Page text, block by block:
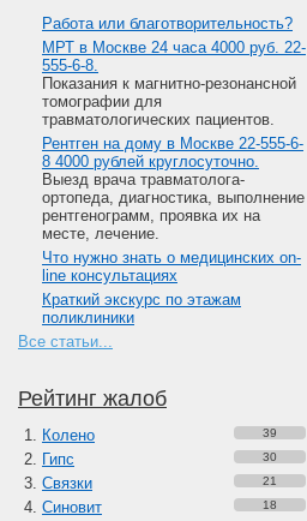
Работа или благотворительность?
МРТ в Москве 24 часа 4000 руб. 22-
555-6-8.
Показания к магнитно-резонансной
томографии для
травматологических пациентов.
Рентген на дому в Москве 22-555-6-
8 4000 рублей круглосуточно.
Выезд врача травматолога-
ортопеда, диагностика, выполнение
рентгенограмм, проявка их на
месте, лечение.
Что нужно знать о медицинских on-
line консультациях
Краткий экскурс по этажам
поликлиники
Все статьи...
Рейтинг жалоб
Колено 39
Гипс 30
Связки 21
Синовит 18